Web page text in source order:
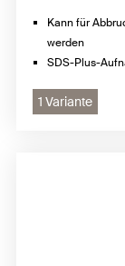
Kann für
werden
SDS-Plus-
1 Variante